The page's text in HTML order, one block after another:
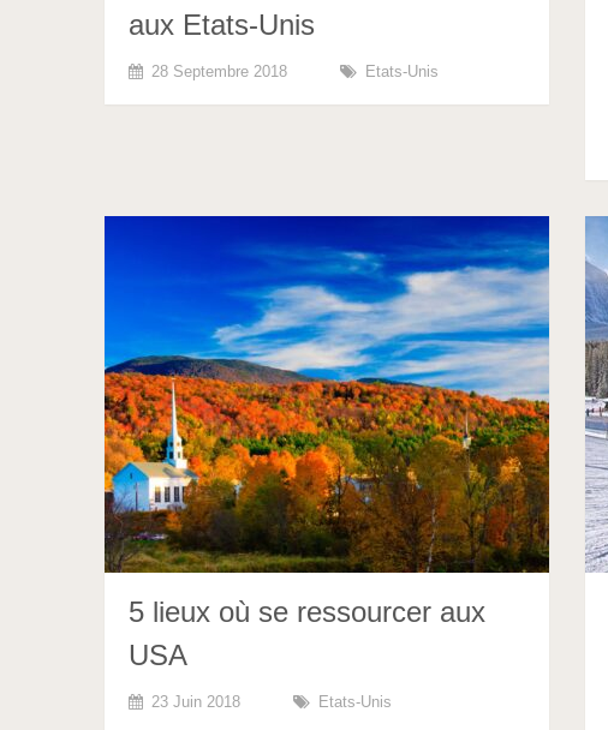
aux Etats-Unis
28 Septembre 2018 Etats-Unis
5 lieux où se ressourcer aux
USA
23 Juin 2018 Etats-Unis